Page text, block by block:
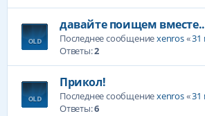
давайте поищем
Последнее сообщениеxenros«31
Ответы:2
Прикол!
Последнее сообщениеxenros«31
Ответы:6